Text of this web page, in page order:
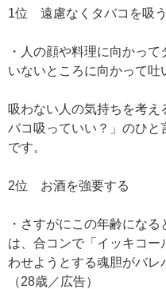
1位 遠慮なくタバコを吸う
・人の顔や料理に向かっ
いないところに向かって吐
吸わない人の気持ちを考
バコ吸っていい？」のひと
です。
2位 お酒を強要する
・さすがにこの年齢にな
は、合コンで「イッキコ
わせようとする魂胆がバレ
（28歳／広告）